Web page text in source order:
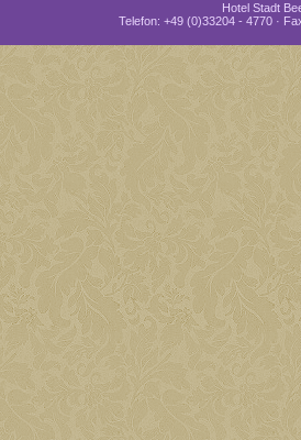
Hotel Stadt
Telefon: +49 (0)33204 - 4770 ·